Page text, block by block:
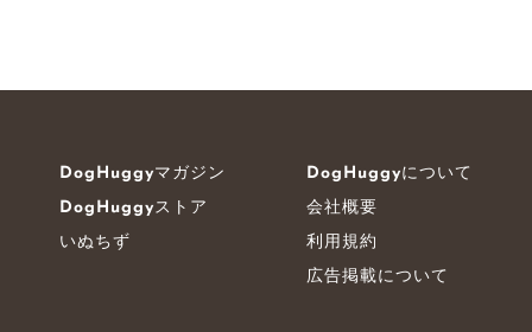
DogHuggyマガジン
DogHuggyストア
いぬちず
DogHuggyについて
会社概要
利用規約
広告掲載について